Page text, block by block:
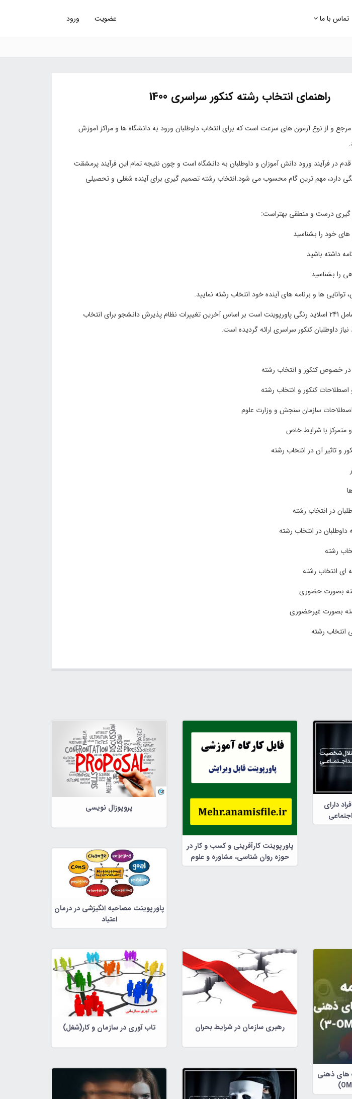
تماس با ما عضویت ورود
راهنمای انتخاب رشته کنکور سراسری 1400
و از نوع آزمون های سرعت است که برای انتخاب داوطلبان ورود به دانشگاه ها و مراکز آموزش
در فرآیند ورود دانش آموزان و داوطلبان به دانشگاه است و چون نتیجه تمام این فرآیند پرمشقت
دارد، مهم ترین گام محسوب می شود.انتخاب رشته تصمیم گیری برای آینده شغلی و تحصیلی
گیری درست و منطقی بهتراست:
در این مجموعه که شامل 241 اسلاید رنگی پاورپوینت است بر اساس آخرین تغییرات نظام پذیرش دانشجو برای انتخاب
داوطلبان کنکور سراسری ارائه گردیده است.
دارای
پاورپوینت کارآفرینی و کسب و کار در
حوزه روان شناسی، مشاوره و علوم
تربیتی
پروپوزال نویسی
پاورپوینت مصاحبه انگیزشی در درمان
اعتیاد
های ذهنی
رهبری سازمان در شرایط بحران تاب آوری در سازمان و کار(شغل)